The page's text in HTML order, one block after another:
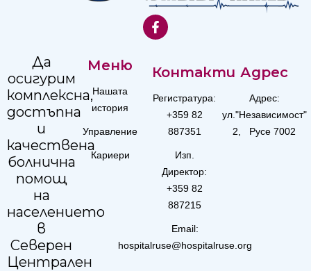
Да
осигурим
комплексна,
достъпна
и
качествена
болнична
помощ
на
населението
в
Северен
Централен
Меню
Нашата
история
Управление
Кариери
Контакти
Регистратура:
+359 82
887351
Изп.
Директор:
+359 82
887215
Email:
hospitalruse@hospitalruse.org
Адрес
Адрес:
ул."Независимост"
2, Русе 7002